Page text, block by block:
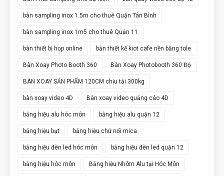
bàn sampling inox 1.5m cho thuê Quận Tân Bình
bàn sampling inox 1m5 cho thuê Quận 11
bàn thiết bị họp online bản thiết kế kiot cafe nền bằng tole
Bàn Xoay Photo Booth 360 Bàn Xoay Photobooth 360 Độ
BÀN XOAY SẢN PHẨM 120CM chịu tải 300kg
bàn xoay video 4D Bàn xoay video quảng cáo 4D
bảng hiệu alu hóc môn bảng hiệu alu quận 12
bảng hiệu bạt bảng hiệu chữ nổi mica
bảng hiệu đèn led hóc môn bảng hiệu đèn led quận 12
bảng hiệu hóc môn Bảng hiệu Nhôm Alu tại Hóc Môn